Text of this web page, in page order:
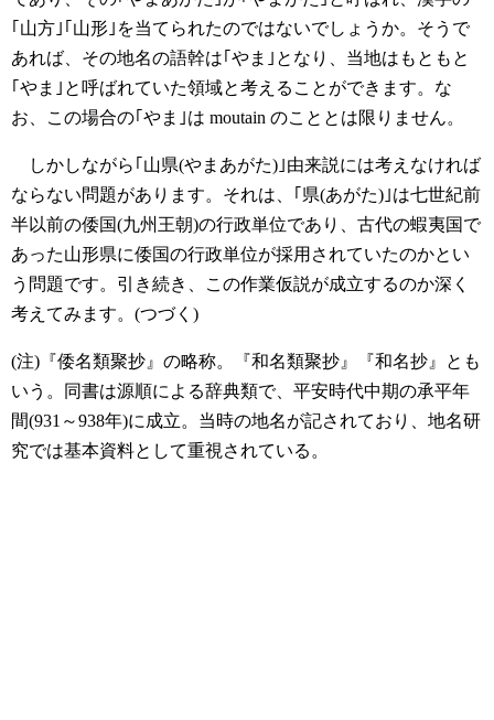
｢山方｣｢山形｣を当てられたのではないでしょうか。そうで
あれば、その地名の語幹は｢やま｣となり、当地はもともと
｢やま｣と呼ばれていた領域と考えることができます。な
お、この場合の｢やま｣は moutain のこととは限りません。
しかしながら｢山県(やまあがた)｣由来説には考えなければ
ならない問題があります。それは、｢県(あがた)｣は七世紀前
半以前の倭国(九州王朝)の行政単位であり、古代の蝦夷国で
あった山形県に倭国の行政単位が採用されていたのかとい
う問題です。引き続き、この作業仮説が成立するのか深く
考えてみます。(つづく)
(注)『倭名類聚抄』の略称。『和名類聚抄』『和名抄』とも
いう。同書は源順による辞典類で、平安時代中期の承平年
間(931～938年)に成立。当時の地名が記されており、地名研
究では基本資料として重視されている。